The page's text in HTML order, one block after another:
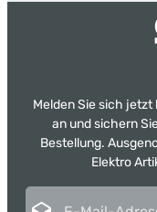
Melden Sie sich
an und sichern
Bestellung.
Elektro